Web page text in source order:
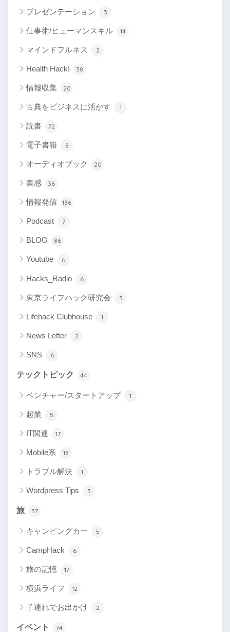
プレゼンテーション 3
仕事術/ヒューマンスキル 14
マインドフルネス 2
Health Hack! 38
情報収集 20
古典をビジネスに活かす 1
読書 72
電子書籍 8
オーディオブック 20
書感 36
情報発信 136
Podcast 7
BLOG 86
Youtube 6
Hacks_Radio 6
東京ライフハック研究会 3
Lifehack Clubhouse 1
News Letter 2
SNS 6
テックトピック 44
ベンチャー/スタートアップ 1
起業 5
IT関連 17
Mobile系 18
トラブル解決 1
Wordpress Tips 3
旅 37
キャンピングカー 5
CampHack 6
旅の記憶 17
横浜ライフ 12
子連れでお出かけ 2
イベント 74